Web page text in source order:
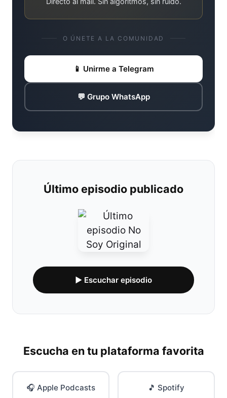
O ÚNETE A LA COMUNIDAD
📱 Unirme a Telegram
💬 Grupo WhatsApp
Último episodio publicado
▶ Escuchar episodio
Escucha en tu plataforma favorita
🎧 Apple Podcasts 🎵 Spotify